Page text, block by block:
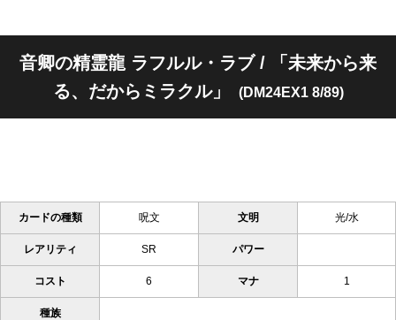
音卿の精霊龍 ラフルル・ラブ / 「未来から来
る、だからミラクル」
(DM24EX1 8/89)
カードの種類 呪文 文明 光/水
レアリティ SR パワー
コスト 6 マナ 1
種族